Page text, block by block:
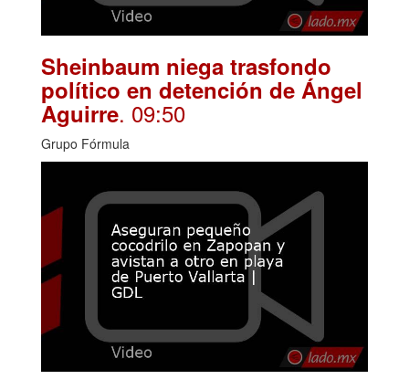
Sheinbaum niega trasfondo
político en detención de Ángel
Aguirre. 09:50
Grupo Fórmula